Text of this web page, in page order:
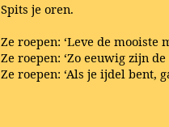
Spits je oren.
Ze roepen: ‘Leve de mooiste
Ze roepen: ‘Zo eeuwig zijn
Ze roepen: ‘Als je ijdel bent,